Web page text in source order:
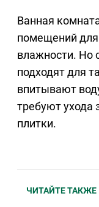
Ванная
помещений для
влажности. Но
подходят для
впитывают
требуют ухода
плитки.
ЧИТАЙТЕ ТАКЖЕ